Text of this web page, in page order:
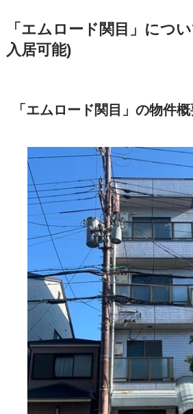
「エムロード関目」につ
入居可能)
「エムロード関目」の物件